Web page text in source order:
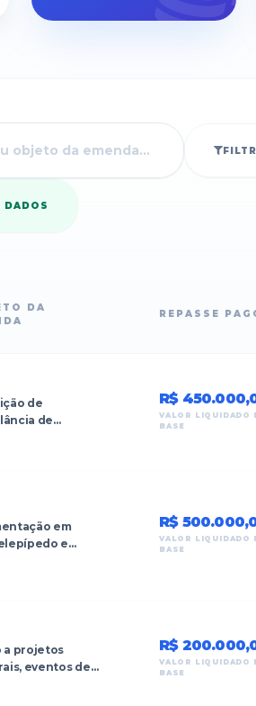
DADOS
DA
REPASSE
de
de
R$
VALOR LIQUIDADO
BASE
em
e
R$
VALOR LIQUIDADO
BASE
a projetos
eventos de
R$
VALOR LIQUIDADO
BASE